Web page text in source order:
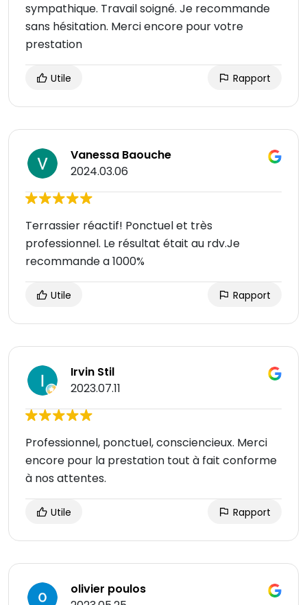
sympathique. Travail soigné. Je recommande
sans hésitation. Merci encore pour votre
prestation
Utile Rapport
Vanessa Baouche
2024.03.06
Terrassier réactif! Ponctuel et très
professionnel. Le résultat était au rdv.Je
recommande a 1000%
Utile Rapport
Irvin Stil
2023.07.11
Professionnel, ponctuel, consciencieux. Merci
encore pour la prestation tout à fait conforme
à nos attentes.
Utile Rapport
olivier poulos